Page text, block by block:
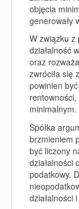
objęcia
generowały
W związku z
działalność
oraz
zwróciła się
powinien
minimalnym.
Spółka
brzmieniem
być liczony
działalności
podatkowy.
działalności